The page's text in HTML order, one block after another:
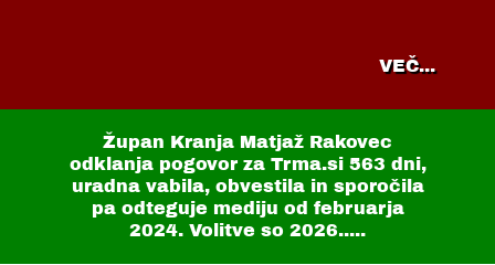
VEČ...
Župan Kranja Matjaž Rakovec
odklanja pogovor za Trma.si 563 dni,
uradna vabila, obvestila in sporočila
pa odteguje mediju od februarja
2024. Volitve so 2026.....